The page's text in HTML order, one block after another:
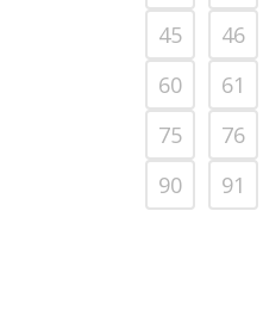
45
46
60
61
75
76
90
91